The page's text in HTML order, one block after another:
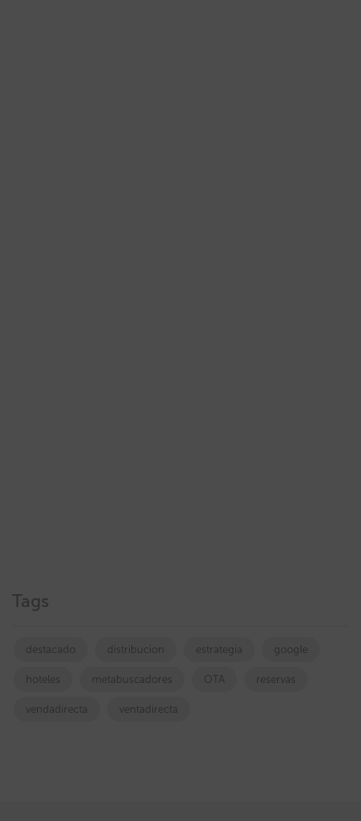
Tags
destacado distribucion estrategia google
hoteles metabuscadores OTA reservas
vendadirecta ventadirecta